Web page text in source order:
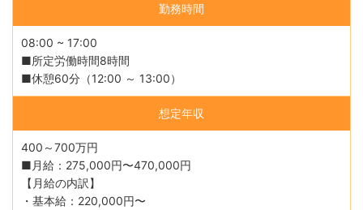
勤務時間
08:00 ~ 17:00
■所定労働時間8時間
■休憩60分（12:00 ～ 13:00）
想定年収
400～700万円
■月給：275,000円〜470,000円
【月給の内訳】
・基本給：220,000円〜